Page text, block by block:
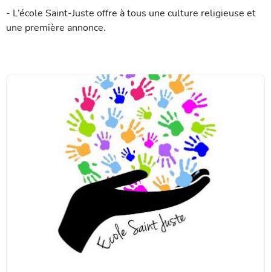
- L’école Saint-Juste offre à tous une culture religieuse et
une première annonce.